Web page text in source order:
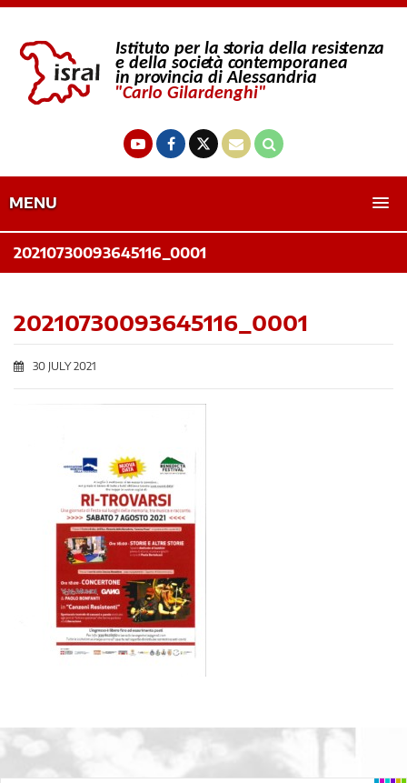
MENU
20210730093645116_0001
20210730093645116_0001
30 JULY 2021